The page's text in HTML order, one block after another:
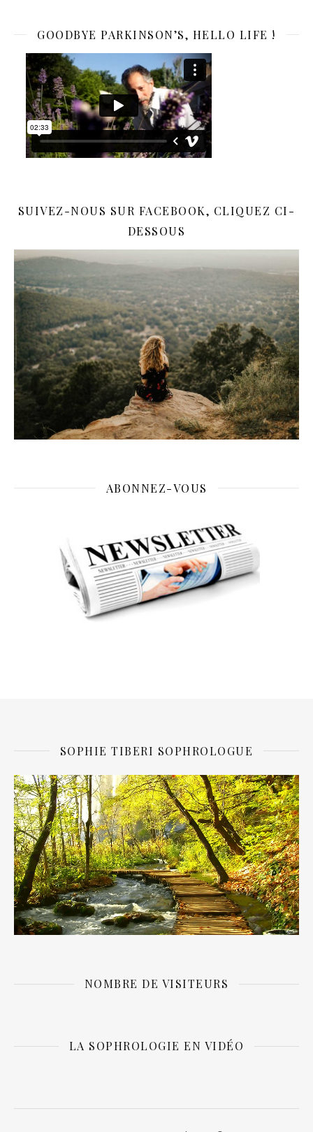
GOODBYE PARKINSON’S, HELLO LIFE !
SUIVEZ-NOUS SUR FACEBOOK, CLIQUEZ CI-
DESSOUS
ABONNEZ-VOUS
SOPHIE TIBERI SOPHROLOGUE
NOMBRE DE VISITEURS
LA SOPHROLOGIE EN VIDÉO